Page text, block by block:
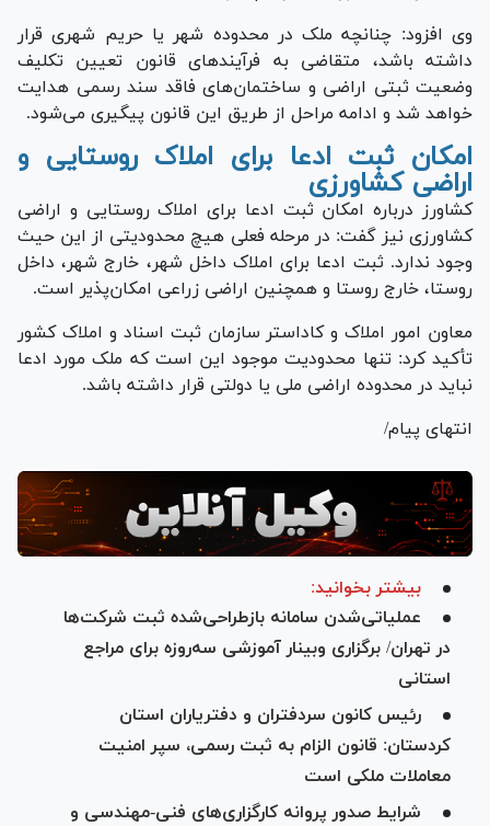
وی افزود: چنانچه ملک در محدوده شهر یا حریم شهری قرار
داشته باشد، متقاضی به فرآیند‌های قانون تعیین تکلیف
وضعیت ثبتی اراضی و ساختمان‌های فاقد سند رسمی هدایت
خواهد شد و ادامه مراحل از طریق این قانون پیگیری می‌شود.
امکان ثبت ادعا برای املاک روستایی و
اراضی کشاورزی
کشاورز درباره امکان ثبت ادعا برای املاک روستایی و اراضی
کشاورزی نیز گفت: در مرحله فعلی هیچ محدودیتی از این حیث
وجود ندارد. ثبت ادعا برای املاک داخل شهر، خارج شهر، داخل
روستا، خارج روستا و همچنین اراضی زراعی امکان‌پذیر است.
معاون امور املاک و کاداستر سازمان ثبت اسناد و املاک کشور
تأکید کرد: تنها محدودیت موجود این است که ملک مورد ادعا
نباید در محدوده اراضی ملی یا دولتی قرار داشته باشد.
انتهای پیام/
بیشتر بخوانید:
عملیاتی‌شدن سامانه بازطراحی‌شده ثبت شرکت‌ها
در تهران/ برگزاری وبینار آموزشی سه‌روزه برای مراجع
استانی
رئیس کانون سردفتران و دفتریاران استان
کردستان: قانون الزام به ثبت رسمی، سپر امنیت
معاملات ملکی است
شرایط صدور پروانه کارگزاری‌های فنی-مهندسی و